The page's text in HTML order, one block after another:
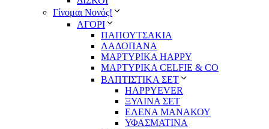
Γίνομαι Νονός!
ΑΓΟΡΙ
ΠΑΠΟΥΤΣΑΚΙΑ
ΛΑΔΟΠΑΝΑ
ΜΑΡΤΥΡΙΚΑ HAPPY
ΜΑΡΤΥΡΙΚΑ CELFIE & CO
ΒΑΠΤΙΣΤΙΚΑ ΣΕΤ
HAPPYEVER
ΞΥΛΙΝΑ ΣΕΤ
ΕΛΕΝΑ ΜΑΝΑΚΟΥ
ΥΦΑΣΜΑΤΙΝΑ